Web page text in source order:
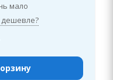
мало